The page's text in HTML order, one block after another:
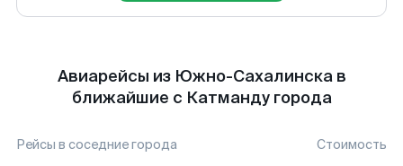
Авиарейсы из Южно-Сахалинска в
ближайшие с Катманду города
Рейсы в соседние города Стоимость